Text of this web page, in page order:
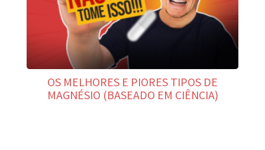
OS MELHORES E PIORES TIPOS DE
MAGNÉSIO (BASEADO EM CIÊNCIA)